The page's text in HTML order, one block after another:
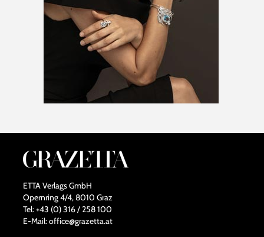
ETTA Verlags GmbH
Opernring 4/4, 8010 Graz
Tel: +43 (0) 316 / 258 100
E-Mail: office@grazetta.at